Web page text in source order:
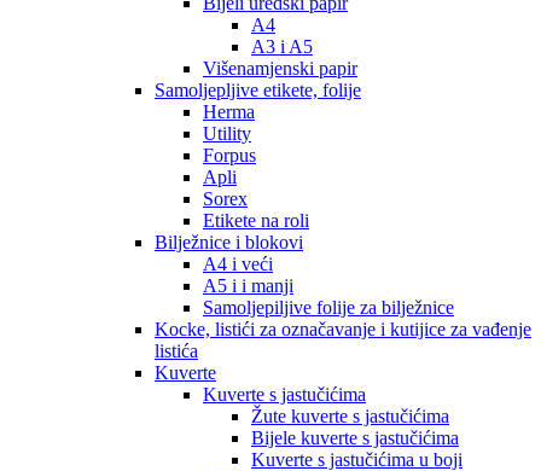
A4
A3 i A5
Višenamjenski papir
Samoljepljive etikete, folije
Herma
Utility
Forpus
Apli
Sorex
Etikete na roli
Bilježnice i blokovi
A4 i veći
A5 i i manji
Samoljepiljive folije za bilježnice
Kocke, listići za označavanje i kutijice za vađenje
listića
Kuverte
Kuverte s jastučićima
Žute kuverte s jastučićima
Bijele kuverte s jastučićima
Kuverte s jastučićima u boji